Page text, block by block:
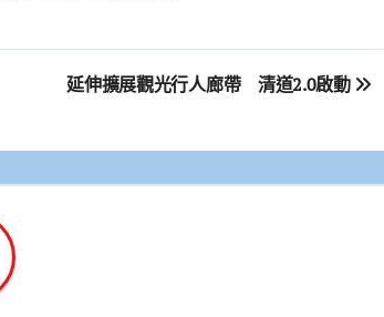
延伸擴展觀光行人廊帶 清道2.0啟動